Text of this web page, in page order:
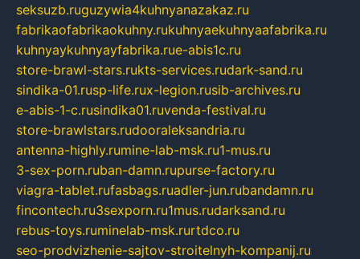
seksuzb.ruguzywia4kuhnyanazakaz.ru
fabrikaofabrikaokuhny.rukuhnyaekuhnyaafabrika.ru
kuhnyaykuhnyayfabrika.rue-abis1c.ru
store-brawl-stars.rukts-services.rudark-sand.ru
sindika-01.rusp-life.rux-legion.rusib-archives.ru
e-abis-1-c.rusindika01.ruvenda-festival.ru
store-brawlstars.rudooraleksandria.ru
antenna-highly.rumine-lab-msk.ru1-mus.ru
3-sex-porn.ruban-damn.rupurse-factory.ru
viagra-tablet.rufasbags.ruadler-jun.rubandamn.ru
fincontech.ru3sexporn.ru1mus.rudarksand.ru
rebus-toys.ruminelab-msk.rurtdco.ru
seo-prodvizhenie-sajtov-stroitelnyh-kompanij.ru